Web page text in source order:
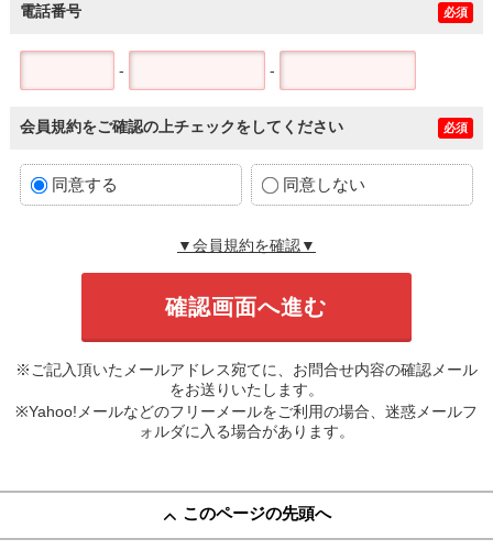
電話番号 必須
- -
会員規約をご確認の上チェックをしてください 必須
同意する 同意しない
▼会員規約を確認▼
※ご記入頂いたメールアドレス宛てに、お問合せ内容の確認メール
をお送りいたします。
※Yahoo!メールなどのフリーメールをご利用の場合、迷惑メールフ
ォルダに入る場合があります。
このページの先頭へ